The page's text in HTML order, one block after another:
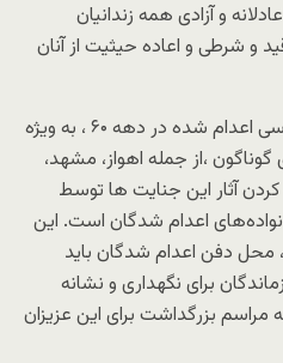
و آزادی همه زندانیان
و شرطی و اعاده حیثیت از آنان
– تخریب گورهای مخالفان سیاسی اعدام شده در دهه ۶۰ ، به ویژه
گوناگون ،از جمله اهواز، مشهد،
کردن آثار این جنایت ها توسط
اعدام شدگان است. این
محل دفن اعدام شدگان باید
برای نگهداری و نشانه
مراسم بزرگداشت برای این عزیزان